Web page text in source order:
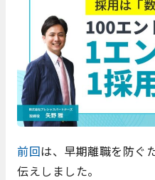
前回は、早期離職を防ぐ
伝えしました。